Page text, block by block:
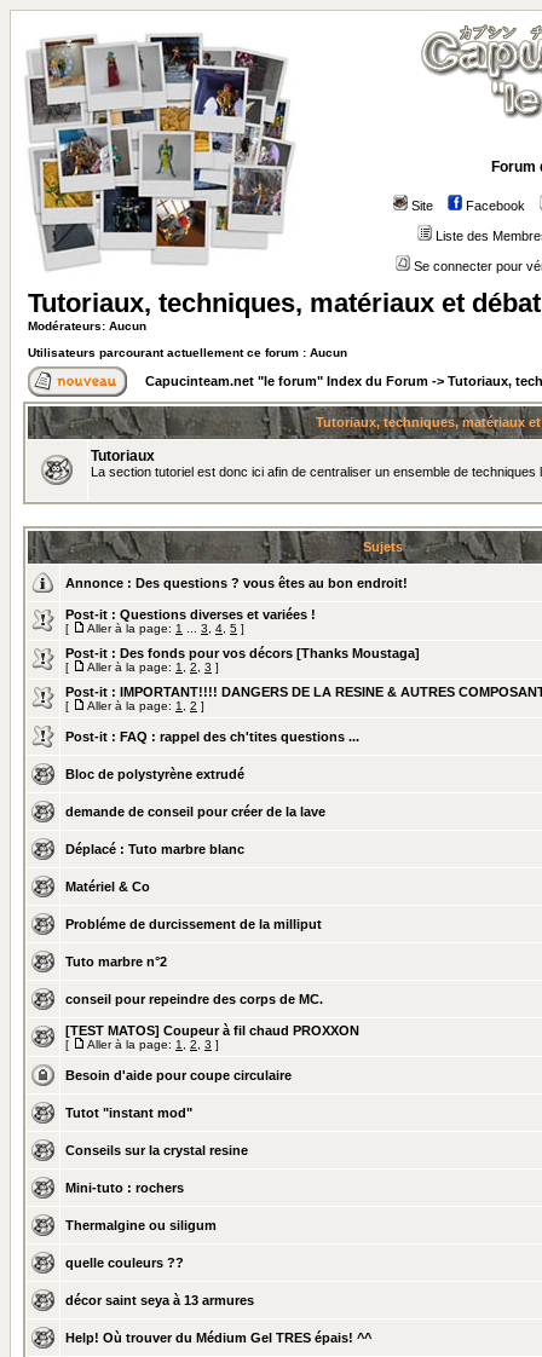
Forum
Site Facebook
Liste des
Se connecter pour
Tutoriaux, techniques, matériaux et
Modérateurs: Aucun
Utilisateurs parcourant actuellement ce forum : Aucun
Capucinteam.net "le forum" Index du Forum -> Tutoriaux,
Tutoriaux, techniques, matériaux
Tutoriaux
La section tutoriel est donc ici afin de centraliser un ensemble de
Sujets
Annonce : Des questions ? vous êtes au bon endroit!
Post-it : Questions diverses et variées !
[ Aller à la page: 1 3 4 5 ]
Post-it : Des fonds pour vos décors [Thanks Moustaga]
[ Aller à la page: 1 2 3 ]
Post-it : IMPORTANT!!!! DANGERS DE LA RESINE & AUTRES
[ Aller à la page: 1 2 ]
Post-it : FAQ : rappel des ch'tites questions ...
Bloc de polystyrène extrudé
demande de conseil pour créer de la lave
Déplacé : Tuto marbre blanc
Matériel & Co
Probléme de durcissement de la milliput
Tuto marbre n°2
conseil pour repeindre des corps de MC.
[TEST MATOS] Coupeur à fil chaud PROXXON
[ Aller à la page: 1 2 3 ]
Besoin d'aide pour coupe circulaire
Tutot "instant mod"
Conseils sur la crystal resine
Mini-tuto : rochers
Thermalgine ou siligum
quelle couleurs ??
décor saint seya à 13 armures
Help! Où trouver du Médium Gel TRES épais! ^^